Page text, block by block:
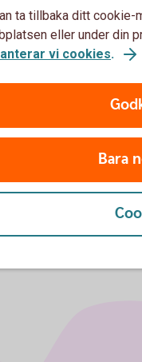
Jurist hjälpa till med att
råd. Dessutom
finns och ifall du
ta tillbaka ditt cookie-
eller under din
vi cookies.
Bara